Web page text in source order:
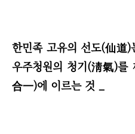
한민족 고유의 선도(仙道
우주청원의 청기(淸氣)를
合一)에 이르는 것 _